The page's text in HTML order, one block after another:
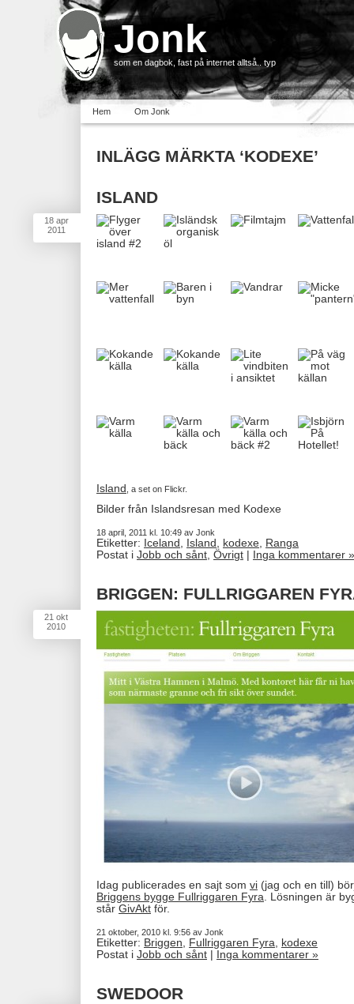
Jonk
som en dagbok, fast på internet alltså.. typ
Hem Om Jonk
INLÄGG MÄRKTA ‘KODEXE’
18 apr
2011
ISLAND
Island , a set on Flickr.
Bilder från Islandsresan med Kodexe
18 april, 2011 kl. 10:49 av Jonk
Etiketter: Iceland , Island , kodexe, Ranga
Postat i Jobb och sånt, Övrigt Inga kommentarer »
21 okt
2010
BRIGGEN: FULLRIGGAREN
Idag publicerades en sajt som vi (jag och en till)
Briggens bygge Fullriggaren Fyra. Lösningen är
står GivAkt för.
21 oktober, 2010 kl. 9:56 av Jonk
Etiketter: Briggen, Fullriggaren Fyra, kodexe
Postat i Jobb och sånt Inga kommentarer »
SWEDOOR